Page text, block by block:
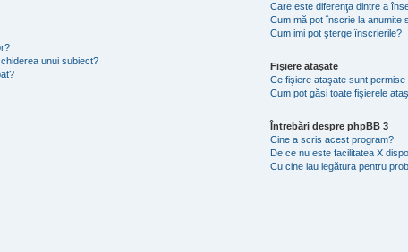
unui subiect?
Care este diferenţa dintre a
Cum mă pot înscrie la anumite
Cum imi pot şterge înscrierile?
Fişiere ataşate
Ce fişiere ataşate sunt
Cum pot găsi toate fişierele
Întrebări despre phpBB 3
Cine a scris acest program?
De ce nu este facilitatea X
Cu cine iau legătura pentru